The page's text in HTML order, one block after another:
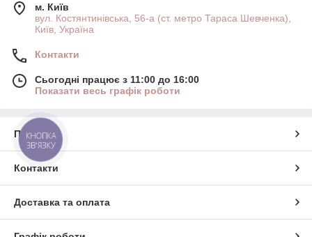
м. Київ
вул. Костянтинівська, 56-а (ст. метро Тараса Шевченка),
Київ, Україна
Контакти
Сьогодні працює з 11:00 до 16:00
Показати весь графік роботи
Про нас
Контакти
Доставка та оплата
КНОПКА
ЗВ'ЯЗКУ